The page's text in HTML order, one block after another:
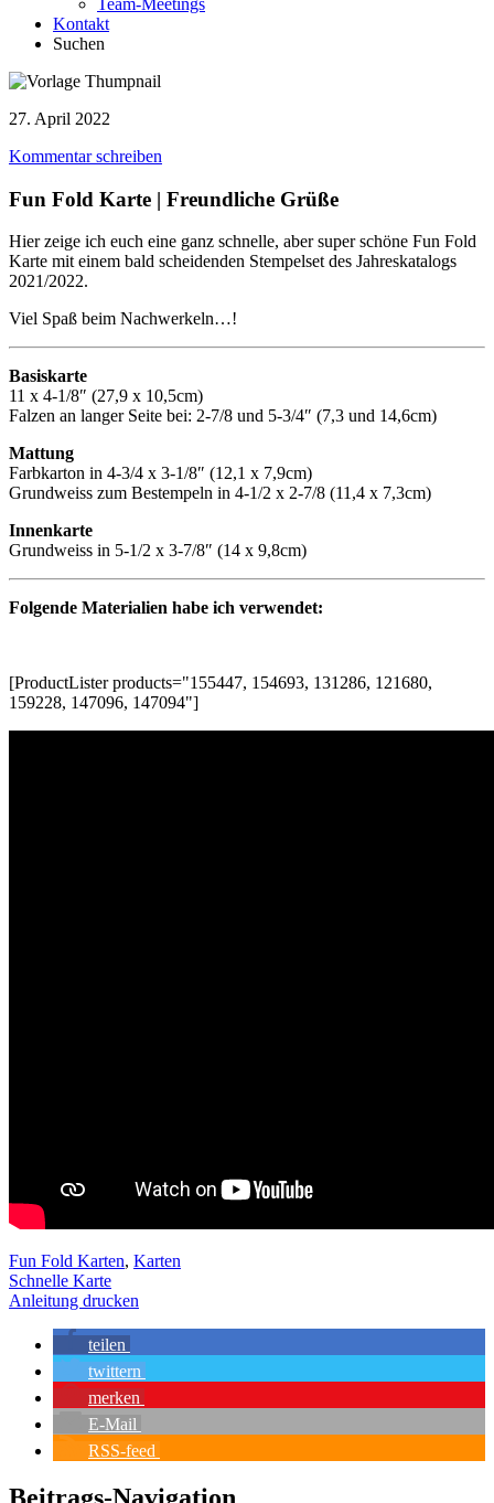
Team-Meetings
Kontakt
Suchen
27. April 2022
Kommentar schreiben
Fun Fold Karte | Freundliche Grüße
Hier zeige ich euch eine ganz schnelle, aber super schöne Fun Fold
Karte mit einem bald scheidenden Stempelset des Jahreskatalogs
2021/2022.
Viel Spaß beim Nachwerkeln…!
Basiskarte
11 x 4-1/8″ (27,9 x 10,5cm)
Falzen an langer Seite bei: 2-7/8 und 5-3/4″ (7,3 und 14,6cm)
Mattung
Farbkarton in 4-3/4 x 3-1/8″ (12,1 x 7,9cm)
Grundweiss zum Bestempeln in 4-1/2 x 2-7/8 (11,4 x 7,3cm)
Innenkarte
Grundweiss in 5-1/2 x 3-7/8″ (14 x 9,8cm)
Folgende Materialien habe ich verwendet:
[ProductLister products="155447, 154693, 131286, 121680,
159228, 147096, 147094"]
Fun Fold Karten, Karten
Schnelle Karte
Anleitung drucken
teilen
twittern
merken
E-Mail
RSS-feed